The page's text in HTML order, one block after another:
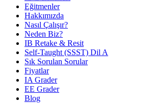
Eğitmenler
Hakkımızda
Nasıl Çalışır?
Neden Biz?
IB Retake & Resit
Self-Taught (SSST) Dil A
Sık Sorulan Sorular
Fiyatlar
IA Grader
EE Grader
Blog